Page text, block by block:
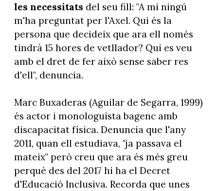
les necessitats del seu fill: "A mi ningú
m'ha preguntat per l'Axel. Qui és la
persona que decideix que ara ell només
tindrà 15 hores de vetllador? Qui es veu
amb el dret de fer això sense saber res
d'ell", denuncia.
Marc Buxaderas (Aguilar de Segarra, 1999)
és actor i monologuista bagenc amb
discapacitat física. Denuncia que l'any
2011, quan ell estudiava, "ja passava el
mateix" però creu que ara és més greu
perquè des del 2017 hi ha el Decret
d'Educació Inclusiva. Recorda que unes